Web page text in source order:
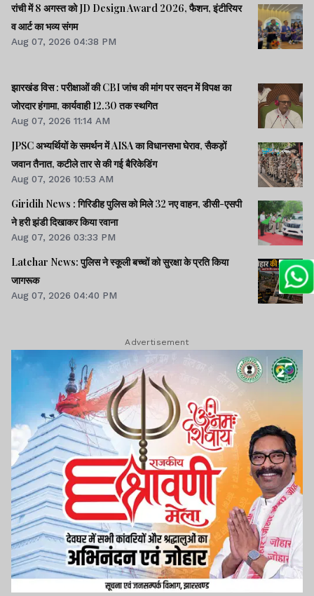
रांची में 8 अगस्त को JD Design Award 2026, फैशन, इंटीरियर
व आर्ट का भव्य संगम
Aug 07, 2026 04:38 PM
झारखंड विस : परीक्षाओं की CBI जांच की मांग पर सदन में विपक्ष का
जोरदार हंगामा, कार्यवाही 12.30 तक स्थगित
Aug 07, 2026 11:14 AM
JPSC अभ्यर्थियों के समर्थन में AISA का विधानसभा घेराव, सैकड़ों
जवान तैनात, कटीले तार से की गई बैरिकेडिंग
Aug 07, 2026 10:53 AM
Giridih News : गिरिडीह पुलिस को मिले 32 नए वाहन, डीसी-एसपी
ने हरी झंडी दिखाकर किया रवाना
Aug 07, 2026 03:33 PM
Latehar News: पुलिस ने स्कूली बच्चों को सुरक्षा के प्रति किया
जागरूक
Aug 07, 2026 04:40 PM
Advertisement